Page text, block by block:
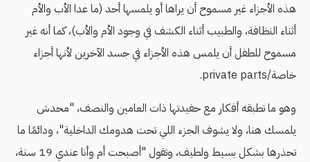
هذه الأجزاء غير مسموح أن يراها أو يلمسها أحد (ما عدا الأب والأم
أثناء النظافة، والطبيب أثناء الكشف في وجود الأم والأب)، كما أنه غير
مسموح للطفل أن يلمس هذه الأجزاء في جسد الآخرين لأنها أجزاء
خاصة/private parts.
وهو ما تطبقه أفكار مع حفيدتها ذات العامين والنصف، "محدش
يلمسك هنا، ولا يشوف الجزء اللي تحت هدومك الداخلية"، ودائمًا ما
تحذرها بشكل بسيط ولطيف، وتقول "أصبحت أم وأنا عندي 19 سنة،